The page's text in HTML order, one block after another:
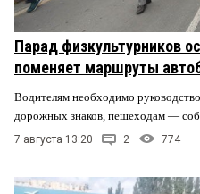
Парад физкультурников
поменяет маршруты
Водителям необходимо
дорожных знаков, пешеходам —
7 августа 13:20 2 774